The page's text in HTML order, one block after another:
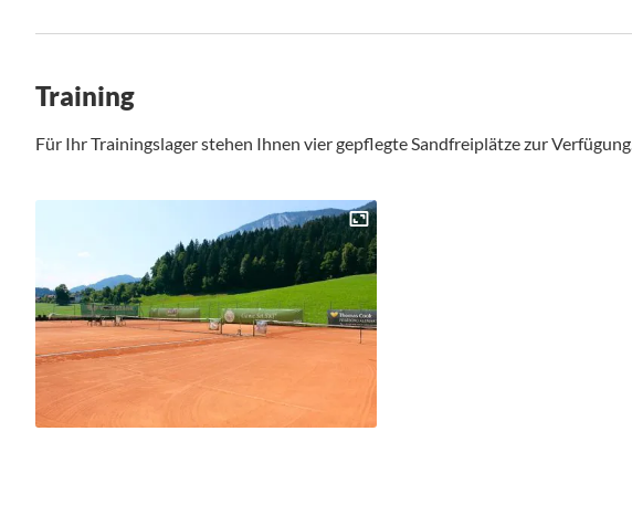
Training
Für Ihr Trainingslager stehen Ihnen vier gepflegte Sandfreiplätze zur Verfügung.